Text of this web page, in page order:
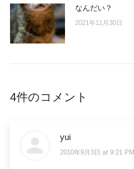
なんだい？
2021年11月30日
4件のコメント
yui
says:
2010年9月3日 at 9:21 PM